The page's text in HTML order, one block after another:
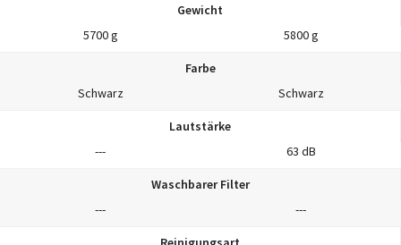
Gewicht
5700 g
5800 g
Farbe
Schwarz
Schwarz
Lautstärke
---
63 dB
Waschbarer Filter
---
---